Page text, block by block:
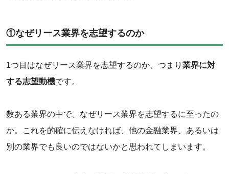
‌①なぜリース業界を志望するのか
‌1つ目はなぜリース業界を志望するのか、つまり 業界に対
する志望動機です。
数ある業界の中で、なぜリース業界を志望するに至ったの
か。これを的確に伝えなければ、他の金融業界、あるいは
別の業界でも良いのではないかと思われてしまいます。